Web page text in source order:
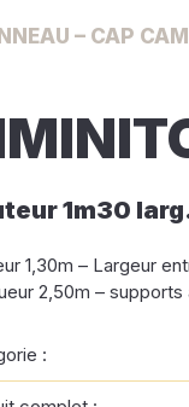
– CAP
1m30
1,30m – Largeur
2,50m – supports
: